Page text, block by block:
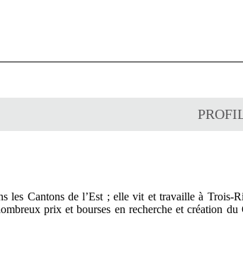
les Cantons de l’Est ; elle vit et travaille à
prix et bourses en recherche et création